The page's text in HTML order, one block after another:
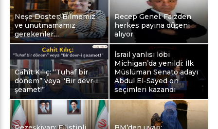
Neşe Doster: Bilmemiz
ve unutmamamız
gerekenler…
Recep Genel: Faizden
herkes payına düşeni
alıyor
Cahit Kılıç: “Tuhaf bir
dönem” veya “Bir devr-i
şeamet!”
İsrail yanlısı lobi
Michigan’da yenildi: İlk
Müslüman Senato adayı
Abdul El-Sayed ön
seçimleri kazandı